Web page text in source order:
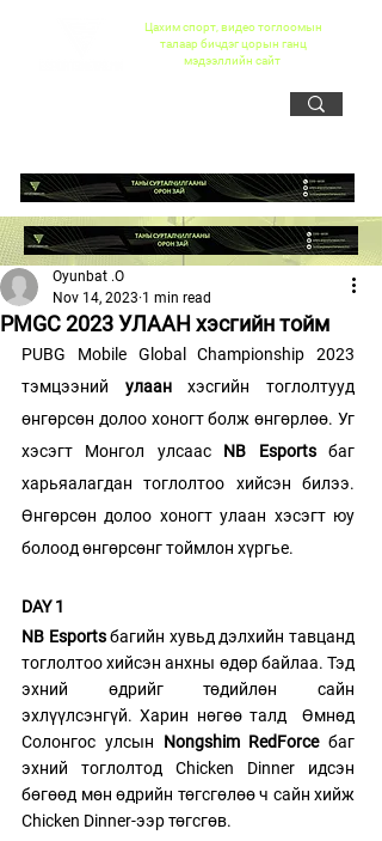
Цахим спорт, видео тоглоомын
талаар бичдэг цорын ганц
мэдээллийн сайт
PMGC 2023 УЛААН хэсгийн тойм
Oyunbat .O
Nov 14, 2023 1 min read
PUBG Mobile Global Championship 2023
тэмцээний улаан хэсгийн тоглолтууд
өнгөрсөн долоо хоногт болж өнгөрлөө. Уг
хэсэгт Монгол улсаас NB Esports баг
харьяалагдан тоглолтоо хийсэн билээ.
Өнгөрсөн долоо хоногт улаан хэсэгт юу
болоод өнгөрсөнг тоймлон хүргье.
DAY 1
NB Esports багийн хувьд дэлхийн тавцанд
тоглолтоо хийсэн анхны өдөр байлаа. Тэд
эхний өдрийг төдийлөн сайн
эхлүүлсэнгүй. Харин нөгөө талд  Өмнөд
Солонгос улсын Nongshim RedForce баг
эхний тоглолтод Chicken Dinner идсэн
бөгөөд мөн өдрийн төгсгөлөө ч сайн хийж
Chicken Dinner-ээр төгсгөв.